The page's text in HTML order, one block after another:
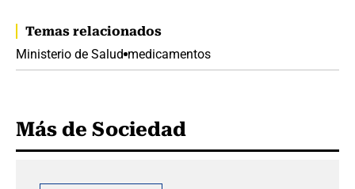
Temas relacionados
Ministerio de Salud medicamentos
Más de Sociedad